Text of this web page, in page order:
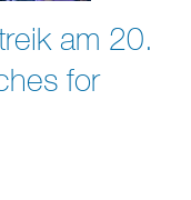
am 20.
for